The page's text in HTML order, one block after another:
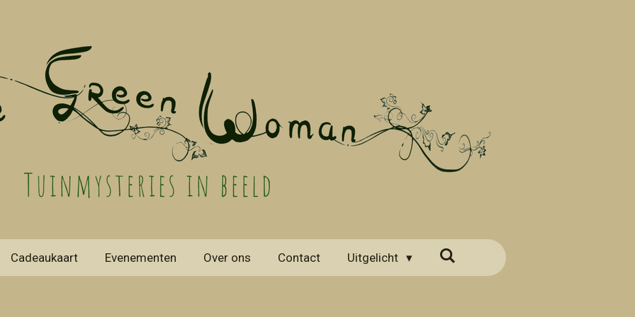
Cadeaukaart Evenementen Over ons Contact Uitgelicht